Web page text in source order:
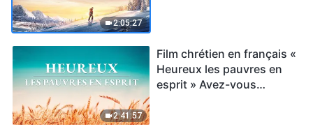
2:05:27
2:41:57
Film chrétien en français «
Heureux les pauvres en
esprit » Avez-vous